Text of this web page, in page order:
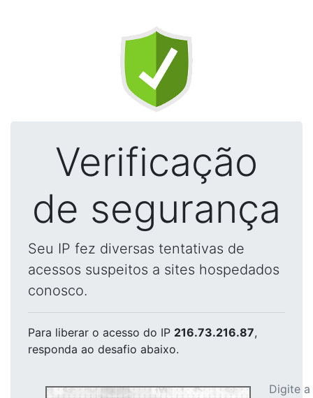
Verificação
de segurança
Seu IP fez diversas tentativas de
acessos suspeitos a sites hospedados
conosco.
Para liberar o acesso do IP 216.73.216.87,
responda ao desafio abaixo.
Digite